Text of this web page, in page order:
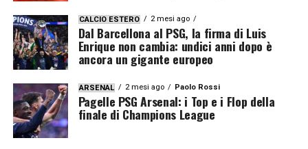
CALCIO ESTERO 2 mesi ago
Dal Barcellona al PSG, la firma di Luis
Enrique non cambia: undici anni dopo è
ancora un gigante europeo
ARSENAL 2 mesi ago Paolo Rossi
Pagelle PSG Arsenal: i Top e i Flop della
finale di Champions League